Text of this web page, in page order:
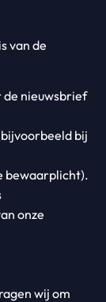
van de
nieuwsbrief
bij
bewaarplicht).
onze
wij om